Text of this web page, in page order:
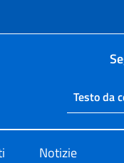
Cerca nel sito
Notizie